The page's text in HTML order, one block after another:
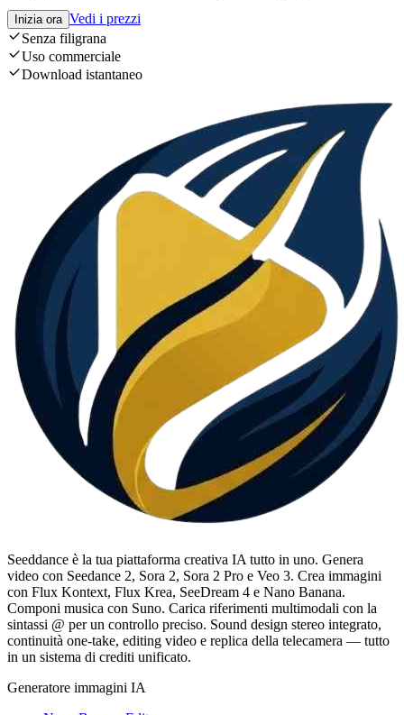
Inizia ora Vedi i prezzi
Senza filigrana
Uso commerciale
Download istantaneo
Seeddance è la tua piattaforma creativa IA tutto in uno. Genera
video con Seedance 2, Sora 2, Sora 2 Pro e Veo 3. Crea immagini
con Flux Kontext, Flux Krea, SeeDream 4 e Nano Banana.
Componi musica con Suno. Carica riferimenti multimodali con la
sintassi @ per un controllo preciso. Sound design stereo integrato,
continuità one-take, editing video e replica della telecamera — tutto
in un sistema di crediti unificato.
Generatore immagini IA